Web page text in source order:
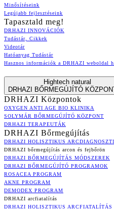
Minősítéseink
Legújabb fejlesztéseink
Tapasztald meg!
DRHAZI INNOVÁCIÓK
Tudástár, Cikkek
Videotár
Hatóanyag Tudástár
Hasznos információk a DRHAZI weboldal
Hightech natural
DRHAZI BŐRMEGÚJÍTÓ
DRHAZI Központok
OXYGEN ANTI AGE BIO KLINIKA
SOLYMÁR BŐRMEGÚJÍTÓ KÖZPONT
DRHAZI TERAPEUTÁK
DRHAZI Bőrmegújítás
DRHAZI HOLISZTIKUS
DRHAZI bőrmegújítás arcon és fejbőrön
DRHAZI BŐRMEGÚJÍTÁS MÓDSZEREK
DRHAZI BŐRMEGÚJÍTÓ PROGRAMOK
ROSACEA PROGRAM
AKNE PROGRAM
DEMODEX PROGRAM
DRHAZI arcfiatalítás
DRHAZI HOLISZTIKUS